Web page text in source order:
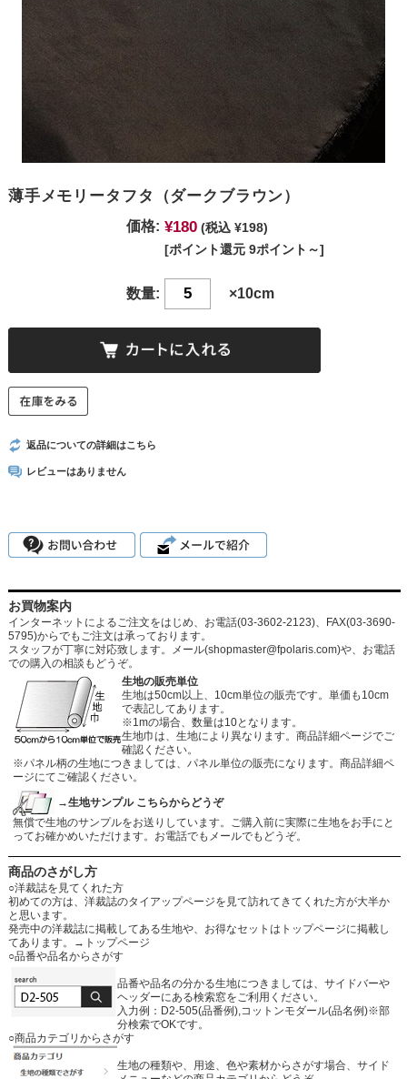
薄手メモリータフタ（ダークブラウン）
価格: ¥180 (税込 ¥198)
[ポイント還元 9ポイント～]
数量: ×10cm
返品についての詳細はこちら
レビューはありません
お買物案内
インターネットによるご注文をはじめ、お電話(03-3602-2123)、FAX(03-3690-
5795)からでもご注文は承っております。
スタッフが丁寧に対応致します。メール(shopmaster@fpolaris.com)や、お電話
での購入の相談もどうぞ。
生地の販売単位
生地は50cm以上、10cm単位の販売です。単価も10cm
で表記してあります。
※1mの場合、数量は10となります。
生地巾は、生地により異なります。商品詳細ページでご
確認ください。
※パネル柄の生地につきましては、パネル単位の販売になります。商品詳細ペ
ージにてご確認ください。
→生地サンプル こちらからどうぞ
無償で生地のサンプルをお送りしています。ご購入前に実際に生地をお手にと
ってお確かめいただけます。お電話でもメールでもどうぞ。
商品のさがし方
○洋裁誌を見てくれた方
初めての方は、洋裁誌のタイアップページを見て訪れてきてくれた方が大半か
と思います。
発売中の洋裁誌に掲載してある生地や、お得なセットはトップページに掲載し
てあります。
→トップページ
○品番や品名からさがす
品番や品名の分かる生地につきましては、サイドバーや
ヘッダーにある検索窓をご利用ください。
入力例：D2-505(品番例),コットンモダール(品名例)※部
分検索でOKです。
○商品カテゴリからさがす
生地の種類や、用途、色や素材からさがす場合、サイド